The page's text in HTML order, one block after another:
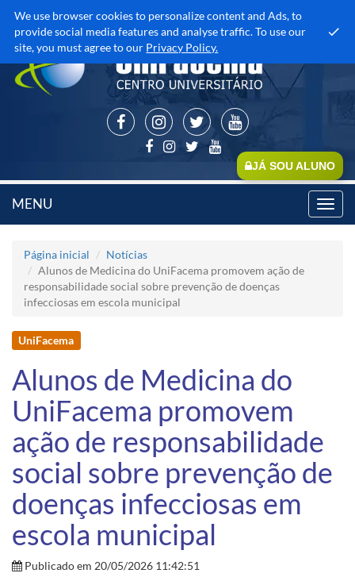
We use browser cookies to personalize content and Ads, to
provide social media features and analyse traffic. To use our
site, you must agree to our Privacy Policy.
JÁ SOU ALUNO
MENU
Página inicial
Notícias
Alunos de Medicina do UniFacema promovem ação de
responsabilidade social sobre prevenção de doenças
infecciosas em escola municipal
UniFacema
Alunos de Medicina do
UniFacema promovem
ação de responsabilidade
social sobre prevenção de
doenças infecciosas em
escola municipal
Publicado em 20/05/2026 11:42:51